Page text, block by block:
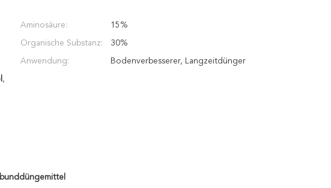
Aminosäure: 15%
Organische Substanz: 30%
Anwendung: Bodenverbesserer, Langzeitdünger
,